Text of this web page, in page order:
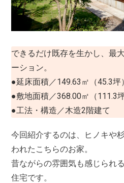
できるだけ既存を生かし、最
ーション。
●延床面積／149.63㎡（45.3坪）
●敷地面積／368.00㎡（111.3坪
●工法・構造／木造2階建て
今回紹介するのは、ヒノキや
われたこちらのお家。
昔ながらの雰囲気も感じられ
住宅です。